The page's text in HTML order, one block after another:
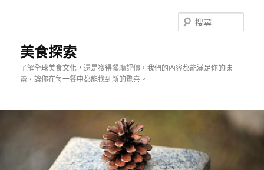
美食探索
了解全球美食文化，還是獲得餐廳評價，我們的內容都能滿足你的味
蕾，讓你在每一餐中都能找到新的驚喜。
尋